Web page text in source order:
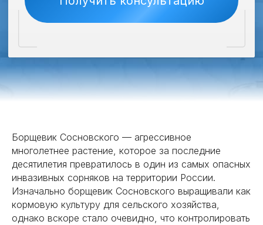
Борщевик Сосновского — агрессивное
многолетнее растение, которое за последние
десятилетия превратилось в один из самых опасных
инвазивных сорняков на территории России.
Изначально борщевик Сосновского выращивали как
кормовую культуру для сельского хозяйства,
однако вскоре стало очевидно, что контролировать
НАШИ АКЦИИ
получите скидку 20% для вашего
дома.
Получить скидку
20 10
пенсионеров при предъявлении
пенсионного удостоверения.
Получить скидку